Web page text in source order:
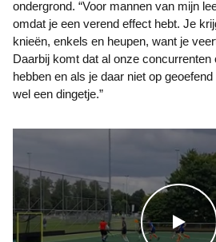
ondergrond. “Voor mannen van mijn
omdat je een verend effect hebt. Je
knieën, enkels en heupen, want je
Daarbij komt dat al onze concurrenten
hebben en als je daar niet op
wel een dingetje.”